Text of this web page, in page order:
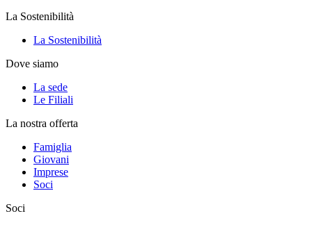
La Sostenibilità
La Sostenibilità
Dove siamo
La sede
Le Filiali
La nostra offerta
Famiglia
Giovani
Imprese
Soci
Soci